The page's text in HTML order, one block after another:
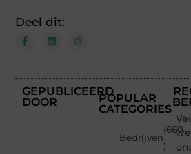
Deel dit:
GEPUBLICEERD
DOOR
POPULAR
CATEGORIES
Bedrijven
(660
)